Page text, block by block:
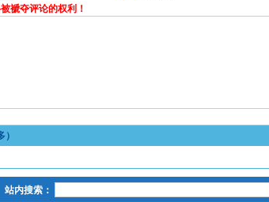
褫夺评论的权利！
站内搜索：